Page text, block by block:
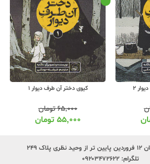
2 کیوی دختر آن طرف دیوار 1
۶۵,۰۰۰تومان
۵۵,۰۰۰ تومان
۲۴۹
تلگرام: ۰۹۲۰۳۴۷۲۶۲۲